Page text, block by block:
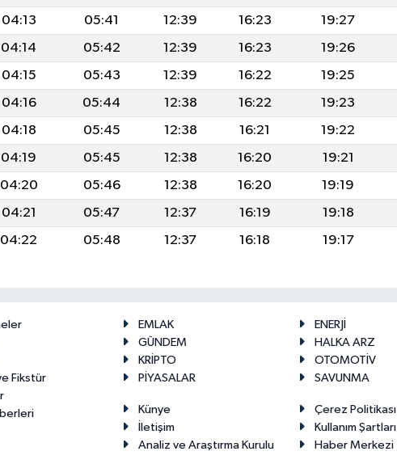
04:13 05:41 12:39 16:23 19:27
04:14 05:42 12:39 16:23 19:26
04:15 05:43 12:39 16:22 19:25
04:16 05:44 12:38 16:22 19:23
04:18 05:45 12:38 16:21 19:22
04:19 05:45 12:38 16:20 19:21
04:20 05:46 12:38 16:20 19:19
04:21 05:47 12:37 16:19 19:18
04:22 05:48 12:37 16:18 19:17
Fikstür
EMLAK
ENERJİ
GÜNDEM
HALKA ARZ
KRİPTO
OTOMOTİV
PİYASALAR
SAVUNMA
Künye
Çerez Politikası
İletişim
Kullanım Şartları
Analiz ve Araştırma Kurulu
Haber Merkezi